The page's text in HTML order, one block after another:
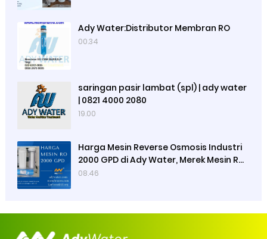
Ady Water:Distributor Membran RO
00.34
saringan pasir lambat (spl) | ady water
| 0821 4000 2080
19.00
Harga Mesin Reverse Osmosis Industri
2000 GPD di Ady Water, Merek Mesin RO
Luso, Ady Water Menjual Membran RO
08.46